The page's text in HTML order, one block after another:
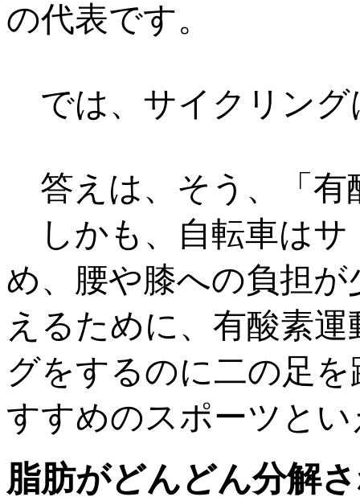
の代表です。
では、サイクリング
答えは、そう、「有
しかも、自転車はサ
め、腰や膝への負担
えるために、有酸素
グをするのに二の足
すすめのスポーツと
脂肪がどんどん分解